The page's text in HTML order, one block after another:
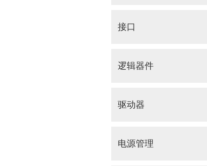
接口
逻辑器件
驱动器
电源管理